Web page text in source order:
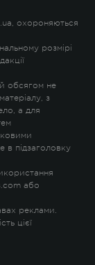
охороняються
розмірі
обсягом не
з
а для
в підзаголовку
або
реклами.
цієї